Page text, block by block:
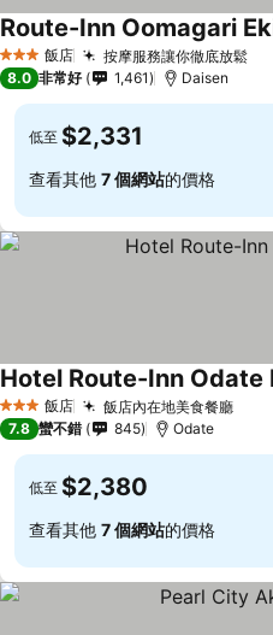
3 星級 飯店 按摩服務讓你徹底放鬆查
Route-Inn Oomagari
8.0 非常好 1,461 Daisen
低至 $2,331
查看其他 7 個網站的價格
3 星級 飯店 飯店內在地美食餐廳查看
Hotel Route-Inn Odate
7.8 蠻不錯 845 Odate
低至 $2,380
查看其他 7 個網站的價格